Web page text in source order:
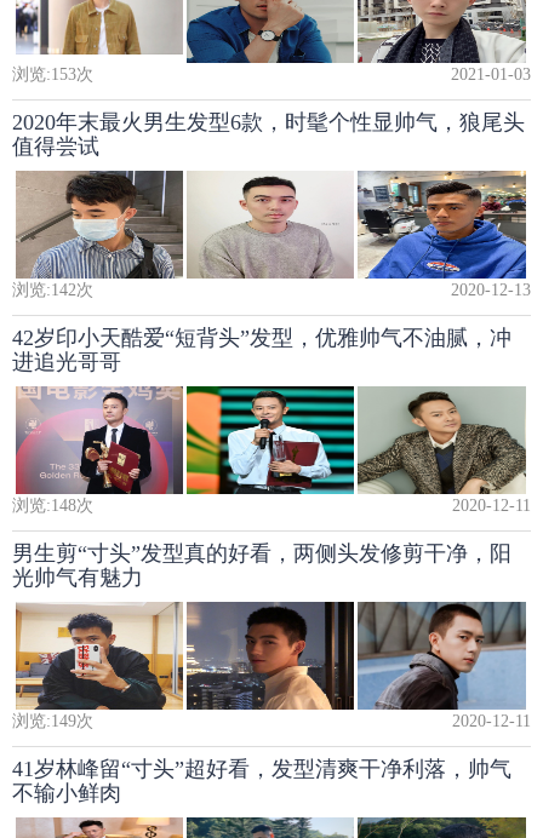
浏览:153次 2021-01-03
2020年末最火男生发型6款，时髦个性显帅气，狼尾头
值得尝试
浏览:142次 2020-12-13
42岁印小天酷爱“短背头”发型，优雅帅气不油腻，冲
进追光哥哥
浏览:148次 2020-12-11
男生剪“寸头”发型真的好看，两侧头发修剪干净，阳
光帅气有魅力
浏览:149次 2020-12-11
41岁林峰留“寸头”超好看，发型清爽干净利落，帅气
不输小鲜肉